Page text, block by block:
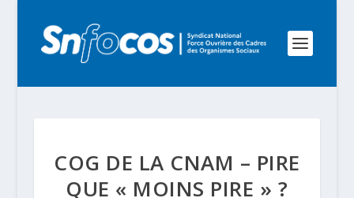
COG DE LA CNAM – PIRE
QUE « MOINS PIRE » ?